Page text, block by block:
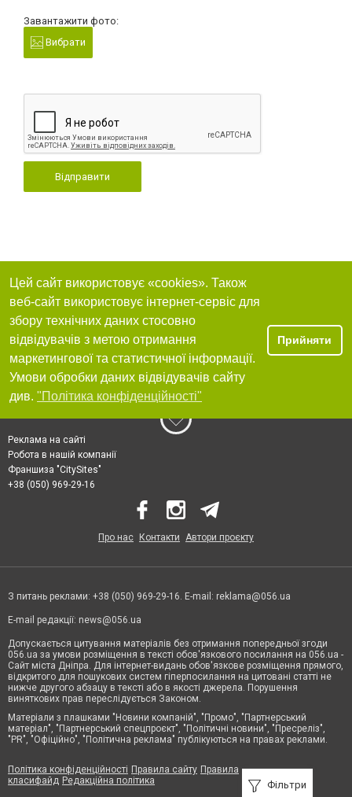
Завантажити фото:
Вибрати
Відправити
Фільтри
Цей сайт використовує «cookies». Також
веб-сайт використовує інтернет-сервіс для
збору технічних даних стосовно
відвідувачів з метою отримання
маркетингової та статистичної інформації.
Умови обробки даних відвідувачів сайту
див. "Політика конфіденційності"
Прийняти
Реклама на сайті
Робота в нашій компанії
Франшиза "CitySites"
+38 (050) 969-29-16
Про нас Контакти Автори проєкту
З питань реклами: +38 (050) 969-29-16. E-mail: reklama@056.ua
E-mail редакції: news@056.ua
Допускається цитування матеріалів без отримання попередньої згоди
056.ua за умови розміщення в тексті обов'язкового посилання на 056.ua -
Сайт міста Дніпра. Для інтернет-видань обов'язкове розміщення прямого,
відкритого для пошукових систем гіперпосилання на цитовані статті не
нижче другого абзацу в тексті або в якості джерела. Порушення
виняткових прав переслідується Законом.
Матеріали з плашками "Новини компаній", "Промо", "Партнерський
матеріал", "Партнерський спецпроєкт", "Політичні новини", "Пресреліз",
"PR", "Офіційно", "Політична реклама" публікуються на правах реклами.
Політика конфіденційності Правила сайту Правила
класифайд Редакційна політика